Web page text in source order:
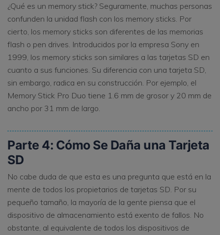
¿Qué es un memory stick? Seguramente, muchas personas
confunden la unidad flash con los memory sticks. Por
cierto, los memory sticks son diferentes de las memorias
flash o pen drives. Introducidos por la empresa Sony en
1999, los memory sticks son similares a las tarjetas SD en
cuanto a sus funciones. Su diferencia con una tarjeta SD,
sin embargo, radica en su construcción. Por ejemplo, el
Memory Stick Pro Duo tiene 1.6 mm de grosor y 20 mm de
ancho por 31 mm de largo.
Parte 4: Cómo Se Daña una Tarjeta
SD
No cabe duda de que esta es una pregunta que está en la
mente de todos los propietarios de tarjetas SD. Por su
pequeño tamaño, la mayoría de la gente piensa que el
dispositivo de almacenamiento está exento de fallos. No
obstante, al equivalente de todos los dispositivos de